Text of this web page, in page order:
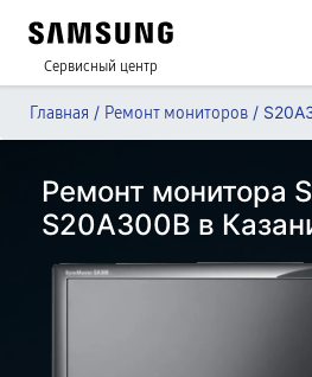
Сервисный центр
Главная / Ремонт мониторов /
Ремонт монитора
S20A300B в